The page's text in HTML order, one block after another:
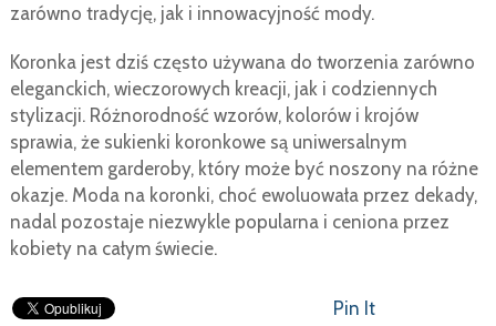
zarówno tradycję, jak i innowacyjność mody.
Koronka jest dziś często używana do tworzenia zarówno
eleganckich, wieczorowych kreacji, jak i codziennych
stylizacji. Różnorodność wzorów, kolorów i krojów
sprawia, że sukienki koronkowe są uniwersalnym
elementem garderoby, który może być noszony na różne
okazje. Moda na koronki, choć ewoluowała przez dekady,
nadal pozostaje niezwykle popularna i ceniona przez
kobiety na całym świecie.
Pin It